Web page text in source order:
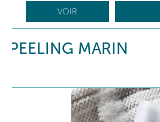
VOIR
PEELING MARIN